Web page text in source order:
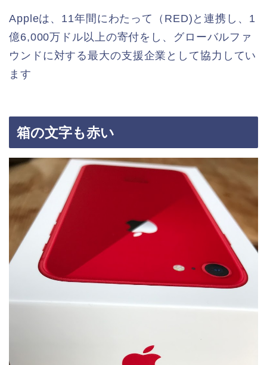
Appleは、11年間にわたって（RED)と連携し、1
億6,000万ドル以上の寄付をし、グローバルファ
ウンドに対する最大の支援企業として協力してい
ます
箱の文字も赤い